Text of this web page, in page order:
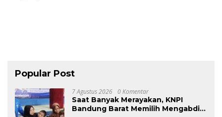
Popular Post
7 Agustus 2026 0 Komentar
Saat Banyak Merayakan, KNPI
Bandung Barat Memilih Mengabdi: